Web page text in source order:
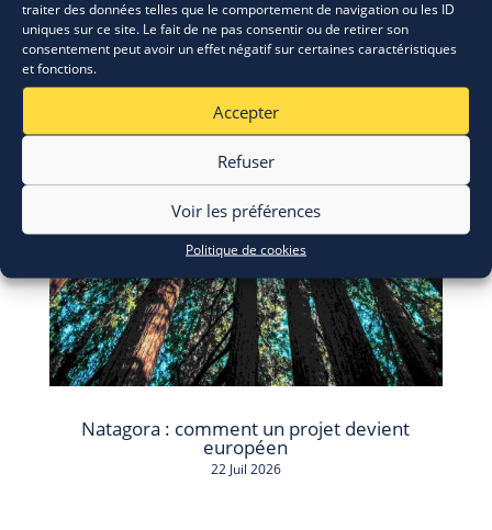
traiter des données telles que le comportement de navigation ou les ID
uniques sur ce site. Le fait de ne pas consentir ou de retirer son
consentement peut avoir un effet négatif sur certaines caractéristiques
et fonctions.
Accepter
Refuser
Voir les préférences
Politique de cookies
Natagora : comment un projet devient
européen
22 Juil 2026